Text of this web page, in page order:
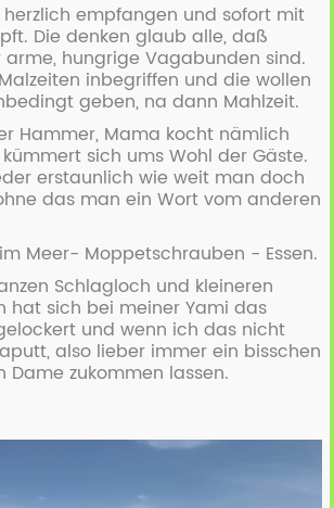
empfangen und sofort mit
Die denken glaub alle, daß
hungrige Vagabunden sind.
inbegriffen und die wollen
geben, na dann Mahlzeit.
Hammer, Mama kocht nämlich
sich ums Wohl der Gäste.
erstaunlich wie weit man doch
das man ein Wort vom anderen
Meer- Moppetschrauben - Essen.
Schlagloch und kleineren
hat sich bei meiner Yami das
und wenn ich das nicht
also lieber immer ein bisschen
Dame zukommen lassen.